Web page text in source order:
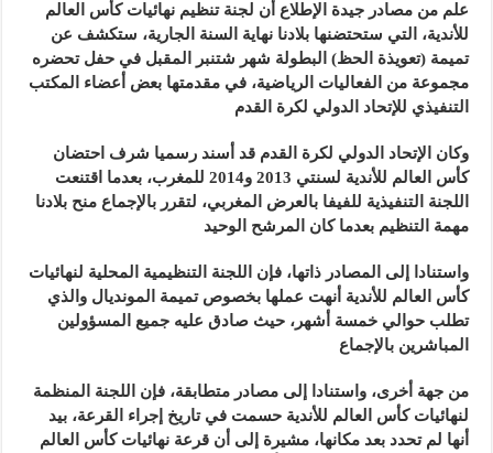
علم من مصادر جيدة الإطلاع أن لجنة تنظيم نهائيات كأس العالم
للأندية، التي ستحتضنها بلادنا نهاية السنة الجارية، ستكشف عن
تميمة (تعويذة الحظ) البطولة شهر شتنبر المقبل في حفل تحضره
مجموعة من الفعاليات الرياضية، في مقدمتها بعض أعضاء المكتب
التنفيذي للإتحاد الدولي لكرة القدم
وكان الإتحاد الدولي لكرة القدم قد أسند رسميا شرف احتضان
كأس العالم للأندية لسنتي 2013 و2014 للمغرب، بعدما اقتنعت
اللجنة التنفيذية للفيفا بالعرض المغربي، لتقرر بالإجماع منح بلادنا
مهمة التنظيم بعدما كان المرشح الوحيد
واستنادا إلى المصادر ذاتها، فإن اللجنة التنظيمية المحلية لنهائيات
كأس العالم للأندية أنهت عملها بخصوص تميمة المونديال والذي
تطلب حوالي خمسة أشهر، حيث صادق عليه جميع المسؤولين
المباشرين بالإجماع
من جهة أخرى، واستنادا إلى مصادر متطابقة، فإن اللجنة المنظمة
لنهائيات كأس العالم للأندية حسمت في تاريخ إجراء القرعة، بيد
أنها لم تحدد بعد مكانها، مشيرة إلى أن قرعة نهائيات كأس العالم